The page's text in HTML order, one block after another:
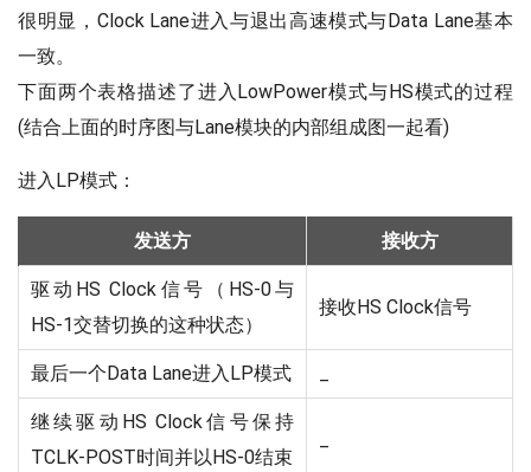
很明显，Clock Lane进入与退出高速模式与Data Lane基本
一致。
下面两个表格描述了进入LowPower模式与HS模式的过程
(结合上面的时序图与Lane模块的内部组成图一起看)
进入LP模式：
发送方 接收方
驱动HS Clock信号（HS-0与
HS-1交替切换的这种状态）
接收HS Clock信号
最后一个Data Lane进入LP模式
继续驱动HS Clock信号保持
TCLK-POST时间并以HS-0结束